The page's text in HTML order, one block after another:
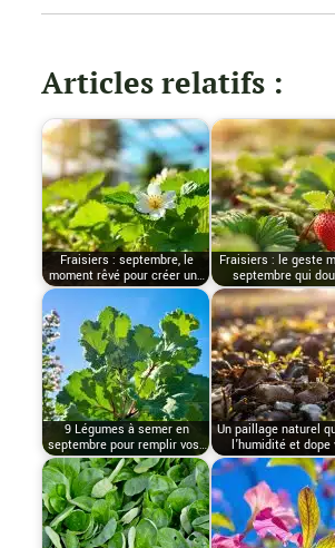
Articles relatifs :
Fraisiers : septembre, le
moment rêvé pour créer un…
Fraisiers : le geste
septembre qui
9 Légumes à semer en
septembre pour remplir vos…
Un paillage naturel
l’humidité et dope